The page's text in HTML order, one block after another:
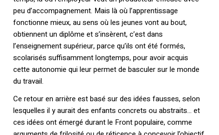
peu d’accompagnement. Mais là où l’apprentissage
fonctionne mieux, au sens où les jeunes vont au bout,
obtiennent un diplôme et s’insèrent, c’est dans
l’enseignement supérieur, parce qu’ils ont été formés,
scolarisés suffisamment longtemps, pour avoir acquis
cette autonomie qui leur permet de basculer sur le monde
du travail.
Ce retour en arrière est basé sur des idées fausses, selon
lesquelles il y aurait des enfants concrets ou abstraits… et
ces idées ont émergé durant le Front populaire, comme